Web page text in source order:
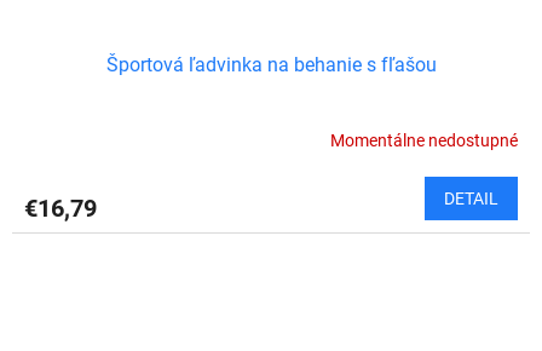
Športová ľadvinka na behanie s fľašou
Momentálne nedostupné
€16,79 DETAIL